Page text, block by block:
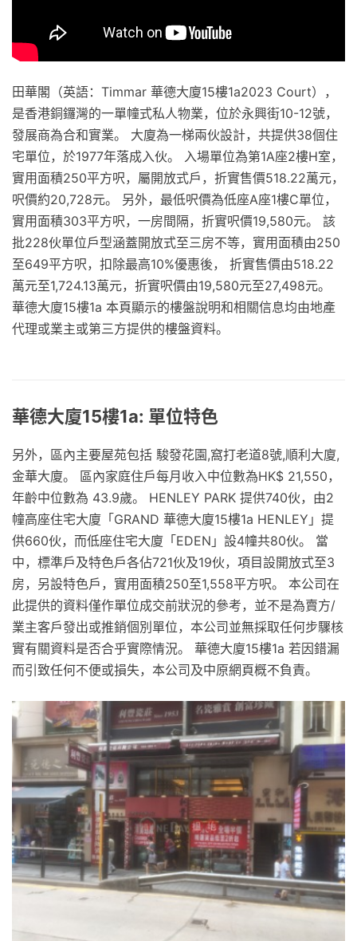
田華閣（英語：Timmar 華德大廈15樓1a2023 Court），
是香港銅鑼灣的一單幢式私人物業，位於永興街10-12號，
發展商為合和實業。 大廈為一梯兩伙設計，共提供38個住
宅單位，於1977年落成入伙。 入場單位為第1A座2樓H室，
實用面積250平方呎，屬開放式戶，折實售價518.22萬元，
呎價約20,728元。 另外，最低呎價為低座A座1樓C單位，
實用面積303平方呎，一房間隔，折實呎價19,580元。 該
批228伙單位戶型涵蓋開放式至三房不等，實用面積由250
至649平方呎，扣除最高10%優惠後， 折實售價由518.22
萬元至1,724.13萬元，折實呎價由19,580元至27,498元。
華德大廈15樓1a 本頁顯示的樓盤說明和相關信息均由地產
代理或業主或第三方提供的樓盤資料。
華德大廈15樓1a: 單位特色
另外，區內主要屋苑包括 駿發花園,窩打老道8號,順利大廈,
金華大廈。 區內家庭住戶每月收入中位數為HK$ 21,550，
年齡中位數為 43.9歲。 HENLEY PARK 提供740伙，由2
幢高座住宅大廈「GRAND 華德大廈15樓1a HENLEY」提
供660伙，而低座住宅大廈「EDEN」設4幢共80伙。 當
中，標準戶及特色戶各佔721伙及19伙，項目設開放式至3
房，另設特色戶，實用面積250至1,558平方呎。 本公司在
此提供的資料僅作單位成交前狀況的參考，並不是為賣方/
業主客戶發出或推銷個別單位，本公司並無採取任何步驟核
實有關資料是否合乎實際情況。 華德大廈15樓1a 若因錯漏
而引致任何不便或損失，本公司及中原網頁概不負責。